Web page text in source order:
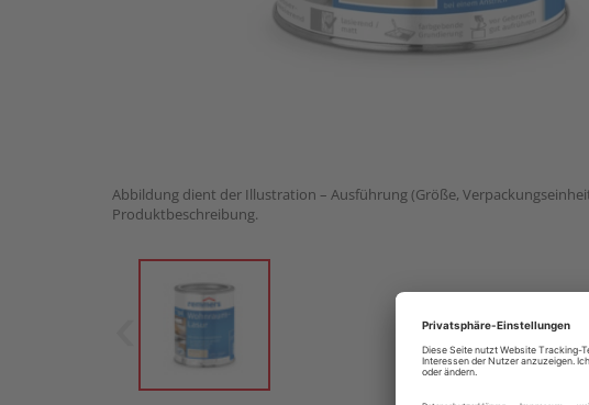
Abbildung dient der Illustration – Ausführung (Größe,
Produktbeschreibung.